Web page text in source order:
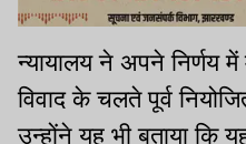
न्यायालय ने अपने निर्णय
विवाद के चलते पूर्व
उन्होंने यह भी बताया कि